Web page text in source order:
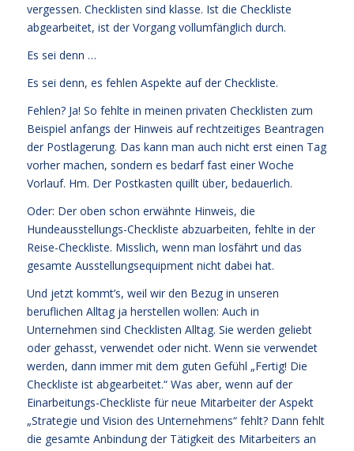
vergessen. Checklisten sind klasse. Ist die Checkliste
abgearbeitet, ist der Vorgang vollumfänglich durch.
Es sei denn …
Es sei denn, es fehlen Aspekte auf der Checkliste.
Fehlen? Ja! So fehlte in meinen privaten Checklisten zum
Beispiel anfangs der Hinweis auf rechtzeitiges Beantragen
der Postlagerung. Das kann man auch nicht erst einen Tag
vorher machen, sondern es bedarf fast einer Woche
Vorlauf. Hm. Der Postkasten quillt über, bedauerlich.
Oder: Der oben schon erwähnte Hinweis, die
Hundeausstellungs-Checkliste abzuarbeiten, fehlte in der
Reise-Checkliste. Misslich, wenn man losfährt und das
gesamte Ausstellungsequipment nicht dabei hat.
Und jetzt kommt’s, weil wir den Bezug in unseren
beruflichen Alltag ja herstellen wollen: Auch in
Unternehmen sind Checklisten Alltag. Sie werden geliebt
oder gehasst, verwendet oder nicht. Wenn sie verwendet
werden, dann immer mit dem guten Gefühl „Fertig! Die
Checkliste ist abgearbeitet.“ Was aber, wenn auf der
Einarbeitungs-Checkliste für neue Mitarbeiter der Aspekt
„Strategie und Vision des Unternehmens“ fehlt? Dann fehlt
die gesamte Anbindung der Tätigkeit des Mitarbeiters an